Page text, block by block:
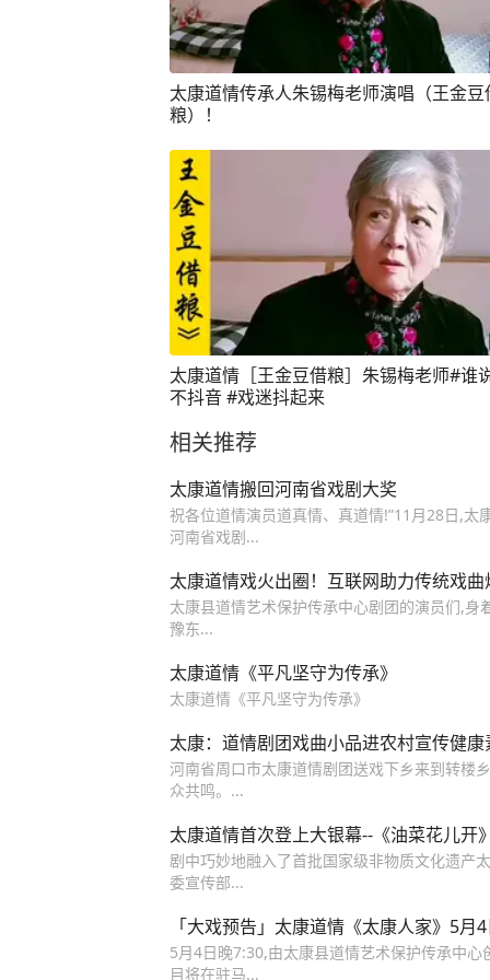
太康道情传承人朱锡梅老师演唱（王金豆
粮）！
太康道情［王金豆借粮］朱锡梅老师#谁
不抖音 #戏迷抖起来
相关推荐
太康道情搬回河南省戏剧大奖
祝各位道情演员道真情、真道情!”11月28日,
河南省戏剧...
太康道情戏火出圈！互联网助力传统戏
太康县道情艺术保护传承中心剧团的演员们,身
豫东...
太康道情《平凡坚守为传承》
太康道情《平凡坚守为传承》
太康：道情剧团戏曲小品进农村宣传健
河南省周口市太康道情剧团送戏下乡来到转楼
众共鸣。...
太康道情首次登上大银幕--《油菜花儿开
剧中巧妙地融入了首批国家级非物质文化遗产
委宣传部...
「大戏预告」太康道情《太康人家》5
5月4日晚7:30,由太康县道情艺术保护传承中
目将在驻马...